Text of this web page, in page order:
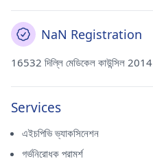
NaN Registration
16532 দিল্লি মেডিকেল কাউন্সিল 2014
Services
এইচপিভি ভ্যাকসিনেশন
গর্ভনিরোধক পরামর্শ